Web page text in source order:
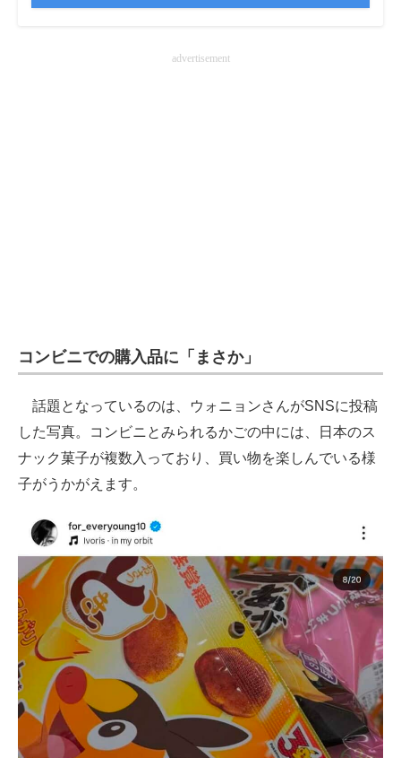
エネルギーの専門メディアadvertisement
コンビニでの購入品に「まさか」
話題となっているのは、ウォニョンさんがSNSに投稿
した写真。コンビニとみられるかごの中には、日本のス
ナック菓子が複数入っており、買い物を楽しんでいる様
子がうかがえます。